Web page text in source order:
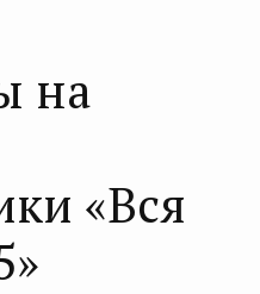
на
«Вся